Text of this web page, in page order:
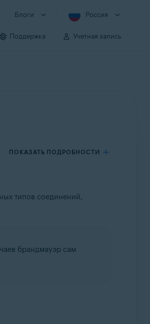
Блоги Россия
Поддержка Учетная запись
ПОКАЗАТЬ ПОДРОБНОСТИ
типов соединений,
брандмауэр сам